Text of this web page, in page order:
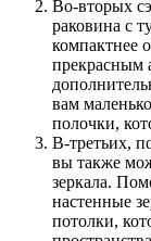
Во-вторых
раковина с
компактнее
прекрасным
вам
полочки,
В-третьих,
вы также
зеркала.
настенные
потолки,